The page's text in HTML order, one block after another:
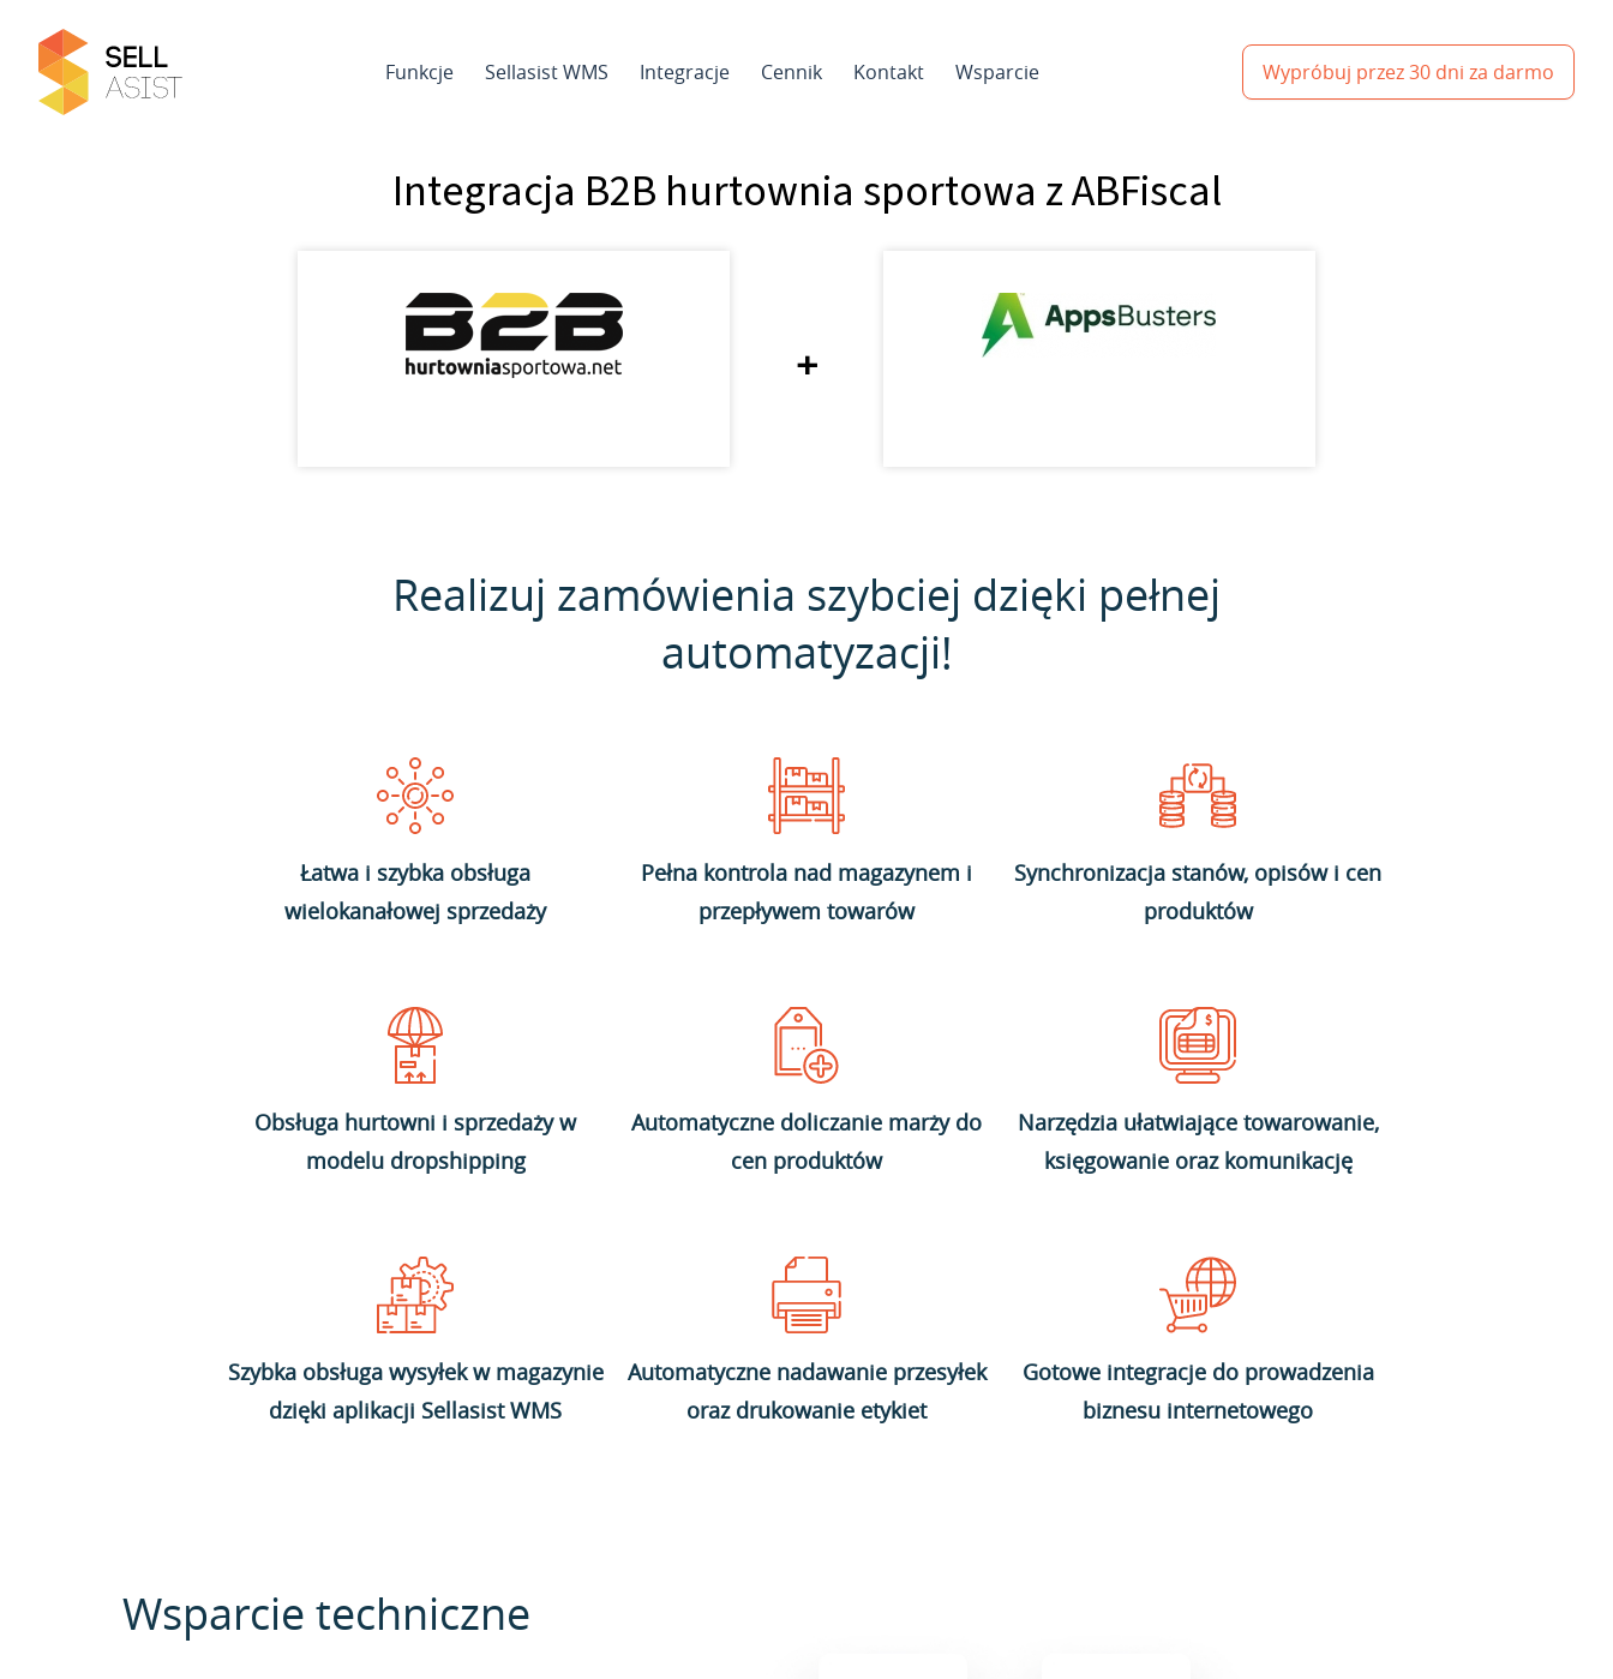
Funkcje Sellasist WMS Integracje Cennik Kontakt Wsparcie Wypróbuj przez 30 dni za darmo
Integracja B2B hurtownia sportowa z ABFiscal
+
Realizuj zamówienia szybciej dzięki pełnej
automatyzacji!
Łatwa i szybka obsługa
wielokanałowej sprzedaży
Pełna kontrola nad magazynem i
przepływem towarów
Synchronizacja stanów, opisów i cen
produktów
Obsługa hurtowni i sprzedaży w
modelu dropshipping
Automatyczne doliczanie marży do
cen produktów
Narzędzia ułatwiające towarowanie,
księgowanie oraz komunikację
Szybka obsługa wysyłek w magazynie
dzięki aplikacji Sellasist WMS
Automatyczne nadawanie przesyłek
oraz drukowanie etykiet
Gotowe integracje do prowadzenia
biznesu internetowego
Wsparcie techniczne